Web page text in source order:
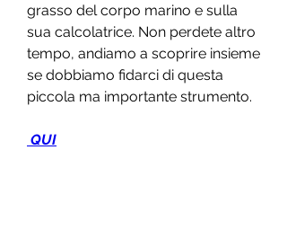
grasso del corpo marino e sulla
sua calcolatrice. Non perdete altro
tempo, andiamo a scoprire insieme
se dobbiamo fidarci di questa
piccola ma importante strumento.
QUI